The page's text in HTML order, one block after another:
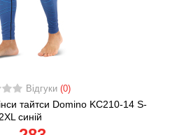
Відгуки (0)
тайтси Domino KC210-14 S-
синій